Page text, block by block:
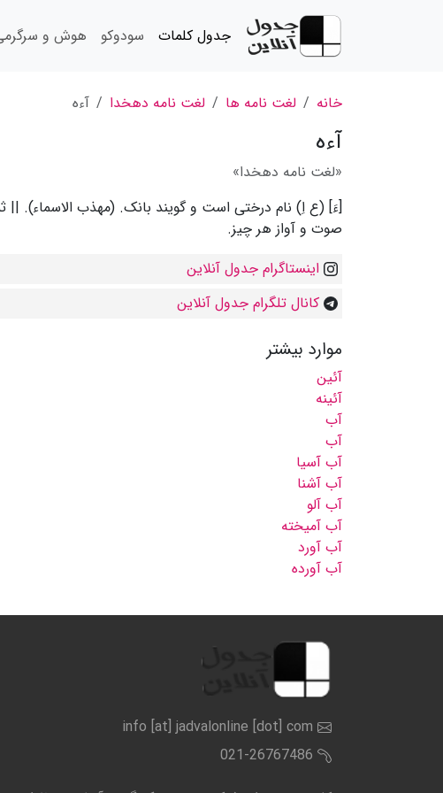
جدول کلمات سودوکو هوش و
خانه لغت نامه ها لغت نامه دهخدا آءه
آءه
«لغت نامه دهخدا»
[ءَ] (ع اِ) نام درختی است و گویند بانک. (مهذب الاسماء). ||
صوت و آواز هر چیز.
اینستاگرام جدول آنلاین
کانال تلگرام جدول آنلاین
موارد بیشتر
آئین
آئینه
آب
آب
آب آسیا
آب آشنا
آب آلو
آب آمیخته
آب آورد
آب آورده
info [at] jadvalonline [dot] com
021-26767486